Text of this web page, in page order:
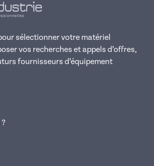
sélectionner votre matériel
vos recherches et appels d’offres,
fournisseurs d’équipement